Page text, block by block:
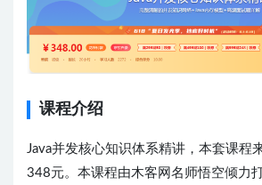
课程介绍
Java并发核心知识体系精讲，本套课程
348元。本课程由木客网名师悟空倾力